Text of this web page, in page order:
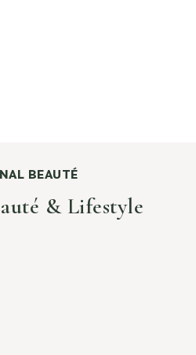
BEAUTÉ
& Lifestyle